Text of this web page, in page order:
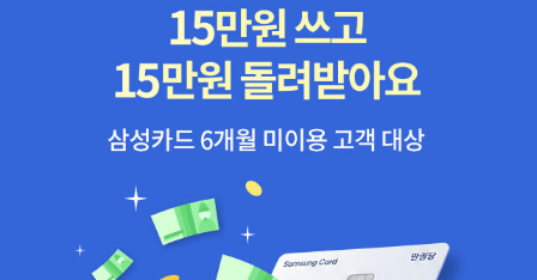
이라 와인 초보인 내게는 그 맛이 그 맛이겠지만. 초보라 너무 드라이
한 맛은 힘들어. 달콤한 와인부터 시작하는 게 좋을 것 같다. 또 잔의
생김새가 다 다른 것도 이유가 있었다. 단순히 보기 좋기 위해, 예쁘기
위해 다양하리라고 생각했던 무식에 가까운 무지가 부끄러워지는 순
간이었다. 와인을 보관하기에 적정한 장소와 온도도. 그리고와인에
이란다). 그리고 디캔팅을 하는 이유도. 읽기 전에는 디캔팅이라는 것
이 무엇인지도 몰랐던 나로서는 장족의 발전이라고 해도 과언이 아니
다.이 책을 읽으며 와인은 마치아이 같다는 생각이 들었다. 그만큼 애